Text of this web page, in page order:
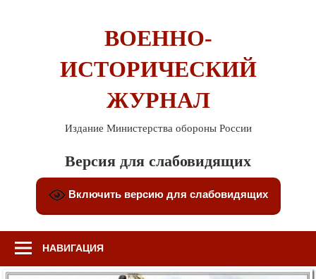
ВОЕННО-
ИСТОРИЧЕСКИЙ
ЖУРНАЛ
Издание Министерства обороны России
Версия для слабовидящих
Включить версию для слабовидящих
НАВИГАЦИЯ